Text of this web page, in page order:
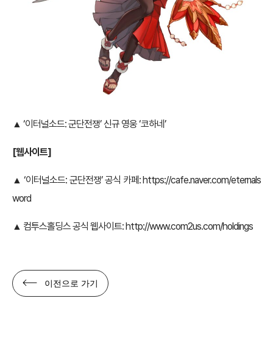
▲ ‘이터널소드: 군단전쟁’ 신규 영웅 ‘코하네’
[웹사이트]
▲ ‘이터널소드: 군단전쟁’ 공식 카페:https://cafe.naver.com/eternals
word
▲ 컴투스홀딩스 공식 웹사이트:http://www.com2us.com/holdings
이전으로 가기